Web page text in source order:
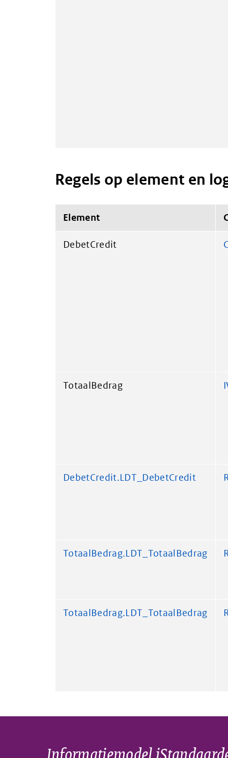
Regels op element en
Element
DebetCredit
TotaalBedrag
DebetCredit.LDT_DebetCredit
TotaalBedrag.LDT_TotaalBedrag
TotaalBedrag.LDT_TotaalBedrag